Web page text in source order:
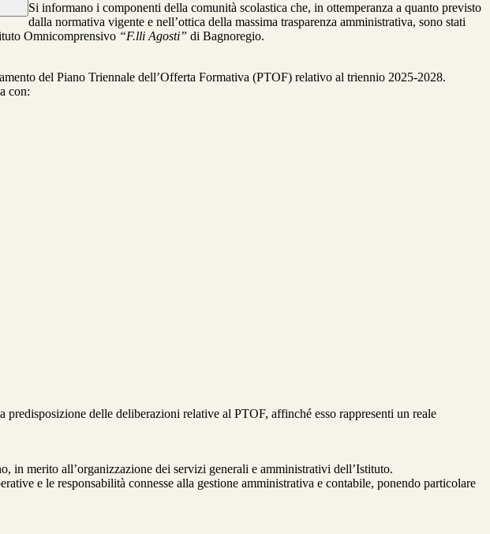
Si informano i componenti della comunità scolastica che, in ottemperanza a quanto previsto
dalla normativa vigente e nell’ottica della massima trasparenza amministrativa, sono stati
Omnicomprensivo “F.lli Agosti” di Bagnoregio.
del Piano Triennale dell’Offerta Formativa (PTOF) relativo al triennio 2025-2028.
con:
delle deliberazioni relative al PTOF, affinché esso rappresenti un reale
in merito all’organizzazione dei servizi generali e amministrativi dell’Istituto.
e le responsabilità connesse alla gestione amministrativa e contabile, ponendo particolare